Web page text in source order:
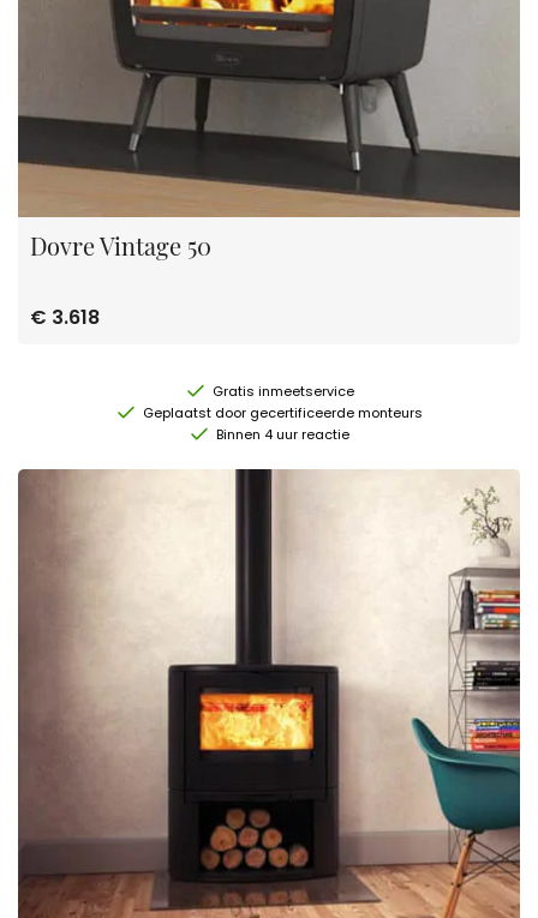
Dovre Vintage 50
€ 3.618
Gratis inmeetservice
Geplaatst door gecertificeerde monteurs
Binnen 4 uur reactie